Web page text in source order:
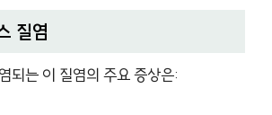
질염
되는 이 질염의 주요 증상은: